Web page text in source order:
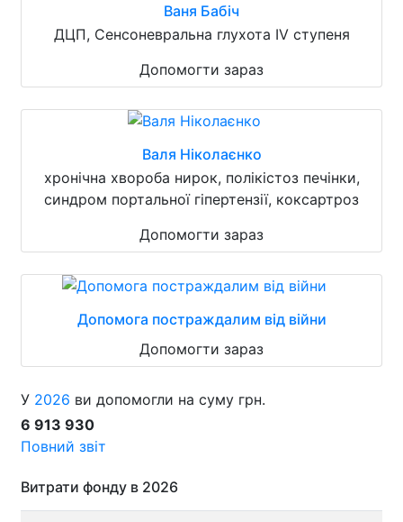
Ваня Бабіч
ДЦП, Сенсоневральна глухота IV ступеня
Допомогти зараз
Валя Ніколаєнко
хронічна хвороба нирок, полікістоз печінки,
синдром портальної гіпертензії, коксартроз
Допомогти зараз
Допомога постраждалим від війни
Допомогти зараз
У 2026 ви допомогли на суму грн.
6 913 930
Повний звіт
Витрати фонду в 2026